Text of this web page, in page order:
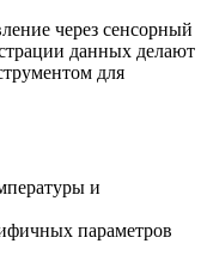
через сенсорный
данных делают
для
и
параметров